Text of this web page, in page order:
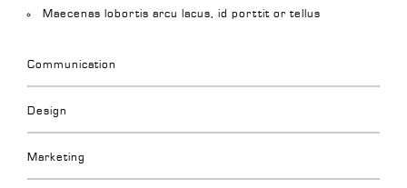
Maecenas lobortis arcu lacus, id porttit or tellus
Communication
Design
Marketing